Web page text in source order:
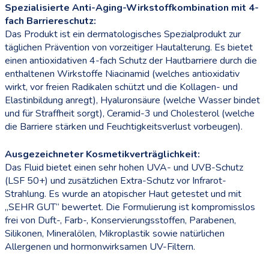
Spezialisierte Anti-Aging-Wirkstoffkombination mit 4-
fach Barriereschutz:
Das Produkt ist ein dermatologisches Spezialprodukt zur
täglichen Prävention von vorzeitiger Hautalterung. Es bietet
einen antioxidativen 4-fach Schutz der Hautbarriere durch die
enthaltenen Wirkstoffe Niacinamid (welches antioxidativ
wirkt, vor freien Radikalen schützt und die Kollagen- und
Elastinbildung anregt), Hyaluronsäure (welche Wasser bindet
und für Straffheit sorgt), Ceramid-3 und Cholesterol (welche
die Barriere stärken und Feuchtigkeitsverlust vorbeugen).
Ausgezeichneter Kosmetikverträglichkeit:
Das Fluid bietet einen sehr hohen UVA- und UVB-Schutz
(LSF 50+) und zusätzlichen Extra-Schutz vor Infrarot-
Strahlung. Es wurde an atopischer Haut getestet und mit
„SEHR GUT“ bewertet. Die Formulierung ist kompromisslos
frei von Duft-, Farb-, Konservierungsstoffen, Parabenen,
Silikonen, Mineralölen, Mikroplastik sowie natürlichen
Allergenen und hormonwirksamen UV-Filtern.